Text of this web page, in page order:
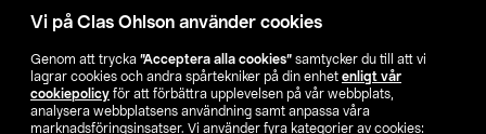
Vi på Clas Ohlson använder cookies
Genom att trycka ”Acceptera alla cookies” samtycker du till att vi
lagrar cookies och andra spårtekniker på din enhet enligt vår
cookiepolicy för att förbättra upplevelsen på vår webbplats,
analysera webbplatsens användning samt anpassa våra
marknadsföringsinsatser. Vi använder fyra kategorier av cookies:
Hitta butik
SE NO FI